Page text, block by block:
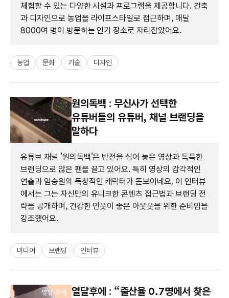
체험할 수 있는 다양한 시설과 프로그램을 제공합니다. 건축
과 디자인으로 농업을 라이프스타일로 접근하며, 매달
8000여 명이 방문하는 인기 장소로 자리잡았어요.
농업 문화 기술 디자인
원의독백 : 무신사가 선택한
유튜버들의 유튜버, 채널 브랜딩을
말하다
유튜브 채널 '원의독백'은 반전을 심어 놓은 영상과 독특한
브랜딩으로 많은 팬을 끌고 있어요. 특히 영상의 감각적인
연출과 임승원의 독창적인 캐릭터가 돋보이네요. 이 인터뷰
에서는 그는 자신만의 유니크한 콘텐츠 접근법과 브랜딩 전
략을 공개하며, 건강한 인풋이 좋은 아웃풋을 위한 준비임을
강조했어요.
미디어 브랜딩 인터뷰
열달후에 : “출산율 0.7명에서 찾은